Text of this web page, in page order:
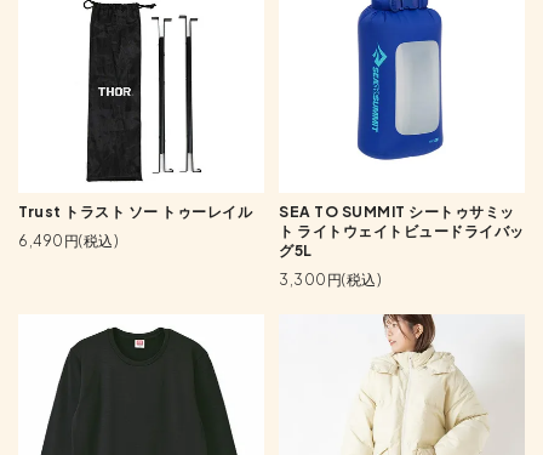
Trust トラスト ソー トゥーレイル
6,490円(税込)
SEA TO SUMMIT シートゥサミッ
ト ライトウェイトビュードライバッ
グ5L
3,300円(税込)